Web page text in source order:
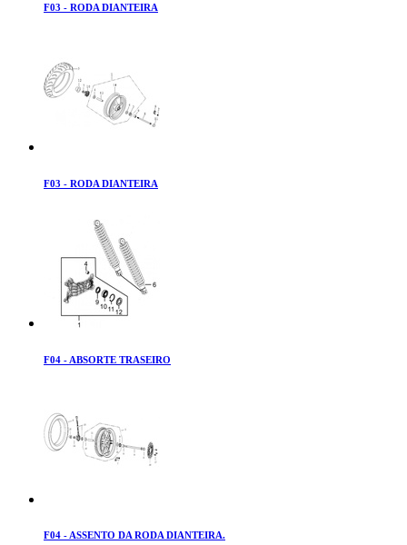
F03 - RODA DIANTEIRA
F03 - RODA DIANTEIRA
F04 - ABSORTE TRASEIRO
F04 - ASSENTO DA RODA DIANTEIRA.